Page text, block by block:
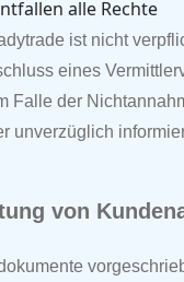
alle Rechte
ist nicht
eines
Falle der
unverzüglich
von